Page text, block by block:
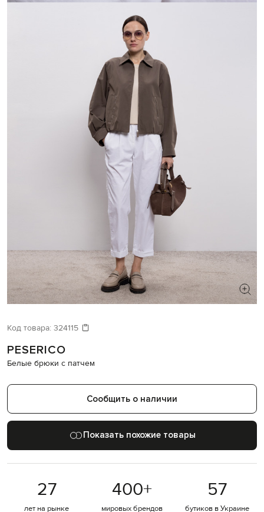
Давайте подберем что-то еще
Похожие товары
Код товара: 324115
PESERICO
Белые брюки с патчем
Сообщить о наличии
Показать похожие товары
27
лет на рынке
400+
мировых брендов
57
бутиков в Украине